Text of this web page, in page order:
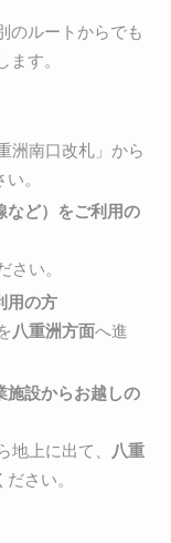
のルートからでも
す。
南口改札」から
。
など）をご利用の
さい。
用の方
八重洲方面へ進
施設からお越しの
上に出て、
八重
さい。